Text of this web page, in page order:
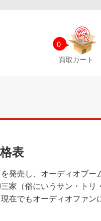
0
買取カート
表
発売し、オーディオブー
家（俗にいうサン・トリ
在でもオーディオファン